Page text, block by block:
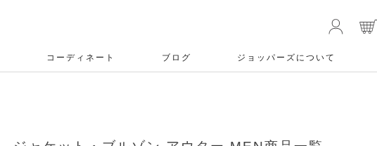
コーディネート ブログ ジョッパーズについて